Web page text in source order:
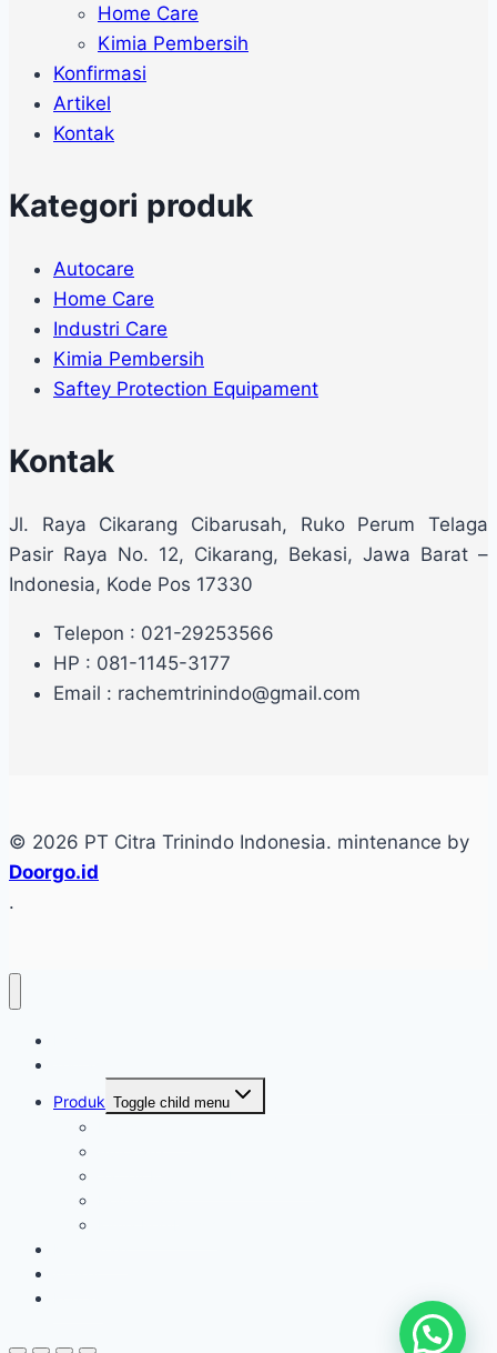
Home Care
Kimia Pembersih
Konfirmasi
Artikel
Kontak
Kategori produk
Autocare
Home Care
Industri Care
Kimia Pembersih
Saftey Protection Equipament
Kontak
Jl. Raya Cikarang Cibarusah, Ruko Perum Telaga
Pasir Raya No. 12, Cikarang, Bekasi, Jawa Barat –
Indonesia, Kode Pos 17330
Telepon : 021-29253566
HP : 081-1145-3177
Email : rachemtrinindo@gmail.com
© 2026 PT Citra Trinindo Indonesia. mintenance by
Doorgo.id
.
Produk Toggle child menu